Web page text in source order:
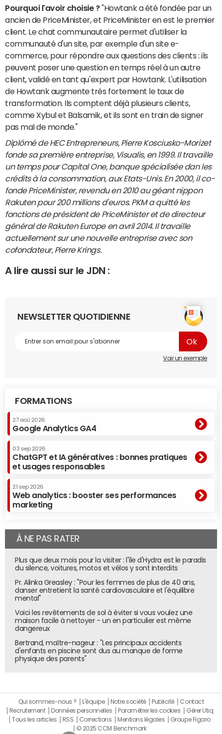
Pourquoi l'avoir choisie ?"Howtank a été fondée par un
ancien de PriceMinister, et PriceMinister en est le premier
client. Le chat communautaire permet d'utiliser la
communauté d'un site, par exemple d'un site e-
commerce, pour répondre aux questions des clients : ils
peuvent poser une question en temps réel à un autre
client, validé en tant qu'expert par Howtank. L'utilisation
de Howtank augmente très fortement le taux de
transformation. Ils comptent déjà plusieurs clients,
comme Xybul et Balsamik, et ils sont en train de signer
pas mal de monde."
Diplômé de HEC Entrepreneurs, Pierre Kosciusko-Morizet
fonde sa première entreprise, Visualis, en 1999. Il travaille
un temps pour Capital One, banque spécialisée dan les
crédits à la consommation, aux Etats-Unis. En 2000, il co-
fonde PriceMinister, revendu en 2010 au géant nippon
Rakuten pour 200 millions d'euros. PKM a quitté les
fonctions de président de PriceMinister et de directeur
général de Rakuten Europe en avril 2014. Il travaille
actuellement sur une nouvelle entreprise avec son
cofondateur, Pierre Krings.
A lire aussi sur le JDN :
NEWSLETTER QUOTIDIENNE
Voir un exemple
FORMATIONS
27 aoû 2026
Google Analytics GA4
03 sep 2026
ChatGPT et IA génératives : bonnes pratiques
et usages responsables
21 sep 2026
Web analytics : booster ses performances
marketing
À NE PAS RATER
Plus que deux mois pour la visiter : l'île d'Hydra est le paradis
du silence, voitures, motos et vélos y sont interdits
Pr. Alinka Greasley : "Pour les femmes de plus de 40 ans,
danser entretient la santé cardiovasculaire et l'équilibre
mental"
Voici les revêtements de sol à éviter si vous voulez une
maison facile à nettoyer - un en particulier est même
dangereux
Bertrand, maître-nageur : "Les principaux accidents
d'enfants en piscine sont dus au manque de forme
physique des parents"
Qui sommes-nous ? L'équipe Notre société Publicité
Contact
Recrutement
Données personnelles Paramétrer les cookies
Gérer Utiq
Tous les articles
RSS Corrections Mentions légales
Groupe Figaro
© 2025 CCM Benchmark